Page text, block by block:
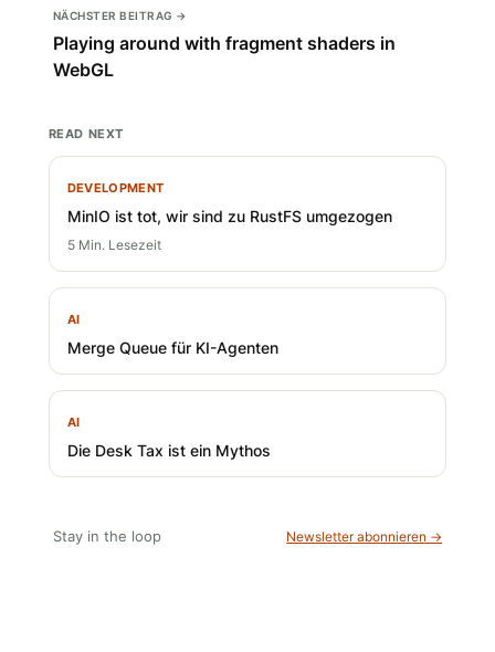
NÄCHSTER BEITRAG →
Playing around with fragment shaders in
WebGL
READ NEXT
DEVELOPMENT
MinIO ist tot, wir sind zu RustFS umgezogen
5 Min. Lesezeit
AI
Merge Queue für KI-Agenten
AI
Die Desk Tax ist ein Mythos
Stay in the loop Newsletter abonnieren →